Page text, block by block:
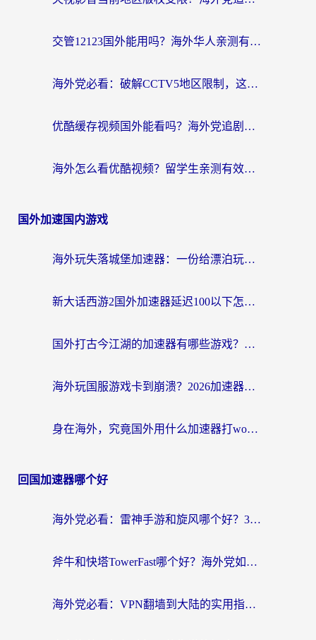
交管12123国外能用吗？海外华人亲测有效的回国加速器选择指南
海外党必看：破解CCTV5地区限制，这样看欧洲杯奥运直播才够爽！
优酷缓存视频国外能看吗？海外党追剧看片的终极解决方案来了
海外怎么看优酷视频？留学生亲测有效的回国加速器选择指南
国外加速国内游戏
海外玩失落城堡加速器：一份给漂泊玩家的网络自救指南
新大话西游2国外加速器延迟100以下怎么办？海外党实测有效的低延迟指南
国外打古今江湖的加速器有哪些游戏？一个海外玩家的终极选择指南
海外玩国服游戏卡到崩溃？2026加速器免费推荐+实用指南（亲测有效）
身在海外，究竟国外用什么加速器打wow好？
回国加速器哪个好
海外党必看：雷神手游和旋风哪个好？3分钟选对回国加速器，无缝刷国内剧玩游戏
斧牛和快塔TowerFast哪个好？海外党如何选对回国加速器
海外党必看：VPN翻墙到大陆的实用指南——从看CCTV5到选加速器，一篇全搞定